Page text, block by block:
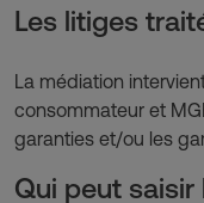
Les litiges
La médiation
consommateur et
garanties et/ou les
Qui peut